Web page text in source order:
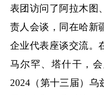
表团访问了阿拉木图
责人会谈，同在哈新
企业代表座谈交流。
马尔罕、塔什干，
2024（第十三届）